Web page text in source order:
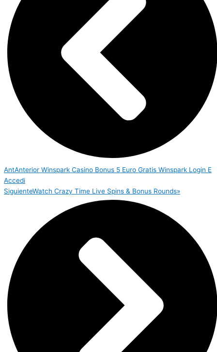
AntAnterior Winspark Casino Bonus 5 Euro Gratis Winspark Login E
Accedi
SiguienteWatch Crazy Time Live Spins & Bonus Rounds»